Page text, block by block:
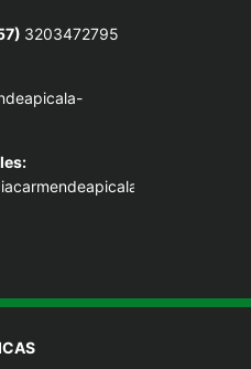
3203472795